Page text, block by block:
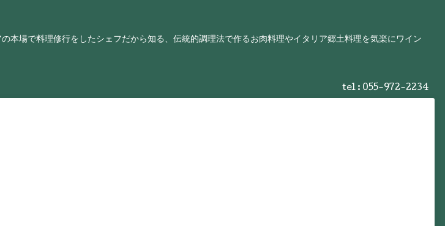
場で料理修行をしたシェフだから知る、伝統的調理法で作るお肉料理やイタリア郷土料理を気楽にワイン
tel : 055-972-2234